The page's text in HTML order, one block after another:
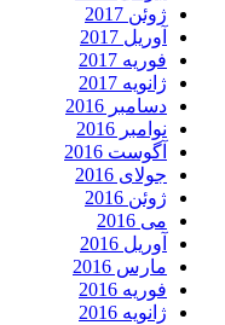
ژوئن 2017
آوریل 2017
فوریه 2017
ژانویه 2017
دسامبر 2016
نوامبر 2016
آگوست 2016
جولای 2016
ژوئن 2016
می 2016
آوریل 2016
مارس 2016
فوریه 2016
ژانویه 2016